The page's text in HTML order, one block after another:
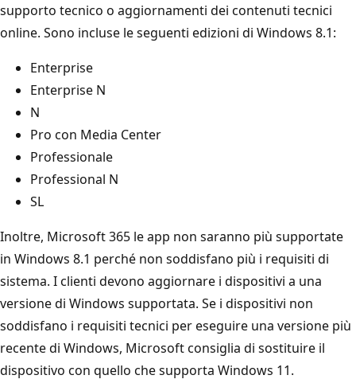
supporto tecnico o aggiornamenti dei contenuti tecnici
online. Sono incluse le seguenti edizioni di Windows 8.1:
Enterprise
Enterprise N
N
Pro con Media Center
Professionale
Professional N
SL
Inoltre, Microsoft 365 le app non saranno più supportate
in Windows 8.1 perché non soddisfano più i requisiti di
sistema. I clienti devono aggiornare i dispositivi a una
versione di Windows supportata. Se i dispositivi non
soddisfano i requisiti tecnici per eseguire una versione più
recente di Windows, Microsoft consiglia di sostituire il
dispositivo con quello che supporta Windows 11.